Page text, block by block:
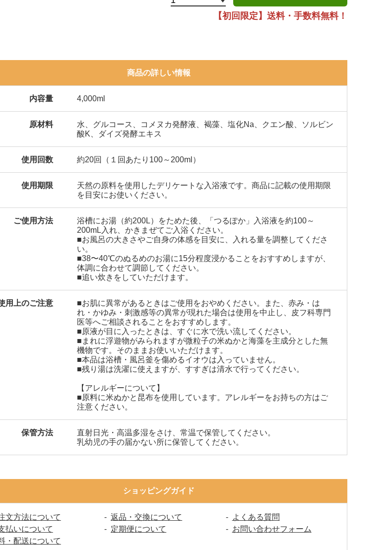
【初回限定】送料・手数料無料！
商品の詳しい情報
内容量 4,000ml
原材料
水、グルコース、コメヌカ発酵液、褐藻、塩化Na、クエン酸、ソルビン
酸K、ダイズ発酵エキス
使用回数 約20回（１回あたり100～200ml）
使用期限
天然の原料を使用したデリケートな入浴液です。商品に記載の使用期限
を目安にお使いください。
ご使用方法
浴槽にお湯（約200L）をためた後、「つるぽか」入浴液を約100～
200mL入れ、かきまぜてご入浴ください。
■お風呂の大きさやご自身の体感を目安に、入れる量を調整してくださ
い。
■38〜40℃のぬるめのお湯に15分程度浸かることをおすすめしますが、
体調に合わせて調節してください。
■追い炊きをしていただけます。
用上のご注意
■お肌に異常があるときはご使用をおやめください。また、赤み・は
れ・かゆみ・刺激感等の異常が現れた場合は使用を中止し、皮フ科専門
医等へご相談されることをおすすめします。
■原液が目に入ったときは、すぐに水で洗い流してください。
■まれに浮遊物がみられますが微粒子の米ぬかと海藻を主成分とした無
機物です。そのままお使いいただけます。
■本品は浴槽・風呂釜を傷めるイオウは入っていません。​
■残り湯は洗濯に使えますが、すすぎは清水で行ってください。
【アレルギーについて】
■原料に米ぬかと昆布を使用しています。アレルギーをお持ちの方はご
注意ください。
保管方法
直射日光・高温多湿をさけ、常温で保管してください。
乳幼児の手の届かない所に保管してください。
ショッピングガイド
文方法について
払いについて
・配送について
返品・交換について
定期便について
よくある質問
お問い合わせフォーム